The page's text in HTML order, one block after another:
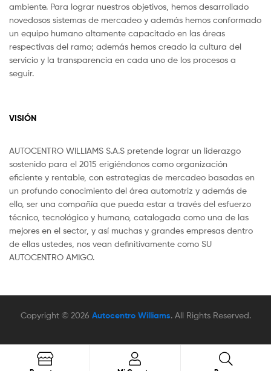
ambiente. Para lograr nuestros objetivos, hemos desarrollado
novedosos sistemas de mercadeo y además hemos conformado
un equipo humano altamente capacitado en las áreas
respectivas del ramo; además hemos creado la cultura del
servicio y la transparencia en cada uno de los procesos a
seguir.
VISIÓN
AUTOCENTRO WILLIAMS S.A.S pretende lograr un liderazgo
sostenido para el 2015 erigiéndonos como organización
eficiente y rentable, con estrategias de mercadeo basadas en
un profundo conocimiento del área automotriz y además de
ello, ser una compañía que pueda estar a través del esfuerzo
técnico, tecnológico y humano, catalogada como una de las
mejores en el sector, y así muchas y grandes empresas dentro
de ellas ustedes, nos vean definitivamente como SU
AUTOCENTRO AMIGO.
Copyright © 2026 Autocentro Williams. All Rights Reserved.